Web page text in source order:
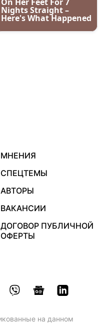
МНЕНИЯ
СПЕЦТЕМЫ
АВТОРЫ
ВАКАНСИИ
ДОГОВОР ПУБЛИЧНОЙ
ОФЕРТЫ
на данном